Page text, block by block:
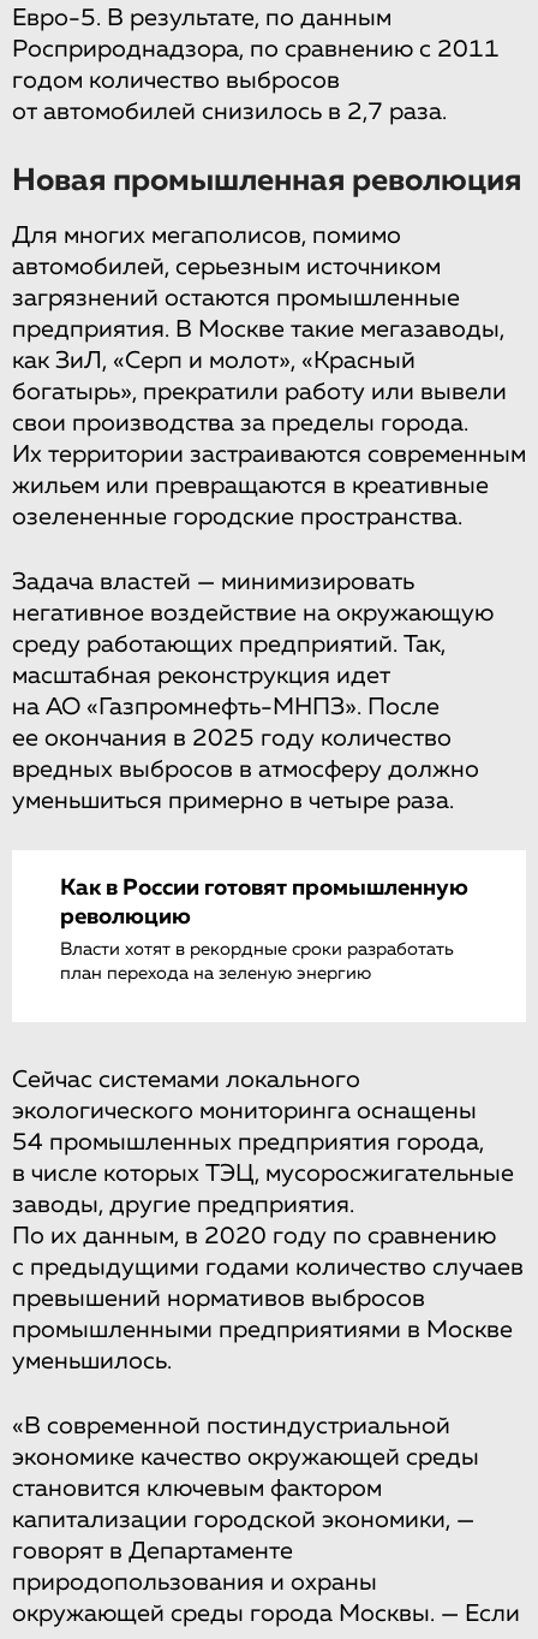
Евро-5. В результате, по данным
Росприроднадзора, по сравнению с 2011
годом количество выбросов
от автомобилей снизилось в 2,7 раза.
Новая промышленная революция
Для многих мегаполисов, помимо
автомобилей, серьезным источником
загрязнений остаются промышленные
предприятия. В Москве такие мегазаводы,
как ЗиЛ, «Серп и молот», «Красный
богатырь», прекратили работу или вывели
свои производства за пределы города.
Их территории застраиваются современным
жильем или превращаются в креативные
озелененные городские пространства.
Задача властей — минимизировать
негативное воздействие на окружающую
среду работающих предприятий. Так,
масштабная реконструкция идет
на АО «Газпромнефть-МНПЗ». После
ее окончания в 2025 году количество
вредных выбросов в атмосферу должно
уменьшиться примерно в четыре раза.
Как в России готовят промышленную
революцию
Власти хотят в рекордные сроки разработать
план перехода на зеленую энергию
Сейчас системами локального
экологического мониторинга оснащены
54 промышленных предприятия города,
в числе которых ТЭЦ, мусоросжигательные
заводы, другие предприятия.
По их данным, в 2020 году по сравнению
с предыдущими годами количество случаев
превышений нормативов выбросов
промышленными предприятиями в Москве
уменьшилось.
«В современной постиндустриальной
экономике качество окружающей среды
становится ключевым фактором
капитализации городской экономики, —
говорят в Департаменте
природопользования и охраны
окружающей среды города Москвы. — Если